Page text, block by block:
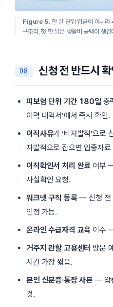
Figure 5. 한 달 단위 입금이 아니라
구조라, 첫 한 달은 생활비 공백이 생긴
신청 전 반드시
피보험 단위 기간 180일 충
이력 내역서’에서 즉시 확인.
이직사유가 ‘비자발적’으로
자발적으로 잡으면 입증자료
이직확인서 처리 완료 여부
사실확인 요청.
워크넷 구직 등록— 신청 전
인정 가능.
온라인 수급자격 교육 이수
거주지 관할 고용센터 방문
시간 가장 짧음.
본인 신분증·통장 사본 — 압
것.